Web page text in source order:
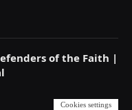
of the Faith |
Cookies settings